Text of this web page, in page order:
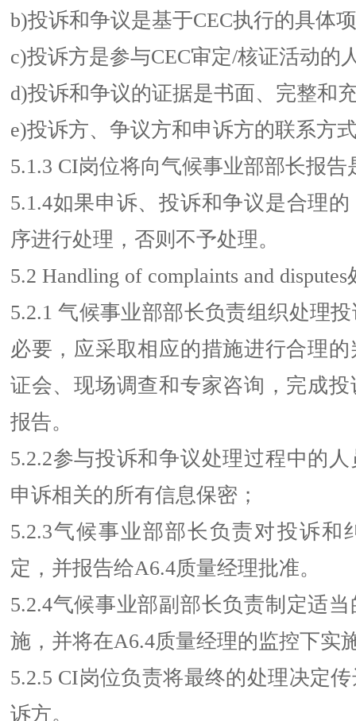
b)投诉和争议是基于CEC执行的具体
c)投诉方是参与CEC审定/核证活动的
d)投诉和争议的证据是书面、完整和
e)投诉方、争议方和申诉方的联系方
5.1.3 CI岗位将向气候事业部部长报告
5.1.4如果申诉、投诉和争议是合理
序进行处理，否则不予处理。
5.2 Handling of complaints and
5.2.1 气候事业部部长负责组织处理
必要，应采取相应的措施进行合理
证会、现场调查和专家咨询，完成
报告。
5.2.2参与投诉和争议处理过程中的
申诉相关的所有信息保密；
5.2.3气候事业部部长负责对投诉和
定，并报告给A6.4质量经理批准。
5.2.4气候事业部副部长负责制定适
施，并将在A6.4质量经理的监控下实
5.2.5 CI岗位负责将最终的处理决定
诉方。